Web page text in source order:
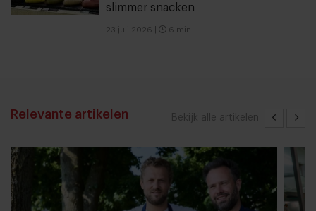
slimmer snacken
23 juli 2026 6 min
Bekijk alle artikelen
Relevante artikelen